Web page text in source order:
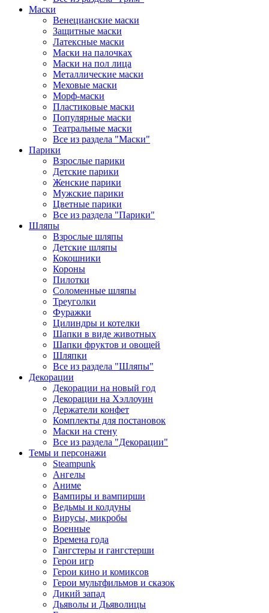
Маски
Венецианские маски
Защитные маски
Латексные маски
Маски на палочках
Маски на пол лица
Металлические маски
Меховые маски
Морф-маски
Пластиковые маски
Популярные маски
Театральные маски
Все из раздела "Маски"
Парики
Взрослые парики
Детские парики
Женские парики
Мужские парики
Цветные парики
Все из раздела "Парики"
Шляпы
Взрослые шляпы
Детские шляпы
Кокошники
Короны
Пилотки
Соломенные шляпы
Треуголки
Фуражки
Цилиндры и котелки
Шапки в виде животных
Шапки фруктов и овощей
Шляпки
Все из раздела "Шляпы"
Декорации
Декорации на новый год
Декорации на Хэллоуин
Держатели конфет
Комплекты для постановок
Маски на стену
Все из раздела "Декорации"
Темы и персонажи
Steampunk
Ангелы
Аниме
Вампиры и вампирши
Ведьмы и колдуны
Вирусы, микробы
Военные
Времена года
Гангстеры и гангстерши
Герои игр
Герои кино и комиксов
Герои мультфильмов и сказок
Дикий запад
Дьяволы и Дьяволицы